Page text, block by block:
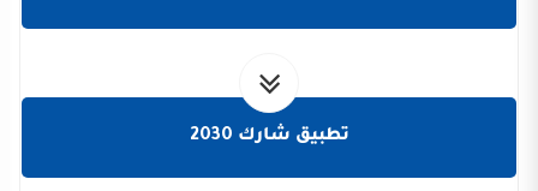
تطبيق شارك 2030